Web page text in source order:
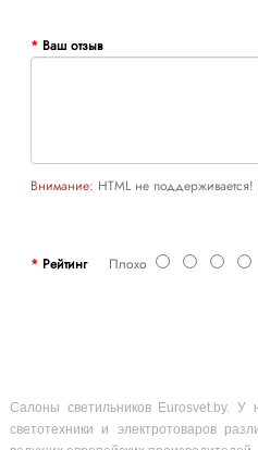
Ваш отзыв
Внимание: HTML не
РейтингПлохо
Салоны светильников Eurosvet.by. У
светотехники и электротоваров